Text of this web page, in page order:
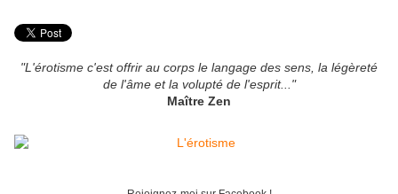
"L'érotisme c'est offrir au corps le langage des sens, la légèreté
de l'âme et la volupté de l'esprit..."
Maître Zen